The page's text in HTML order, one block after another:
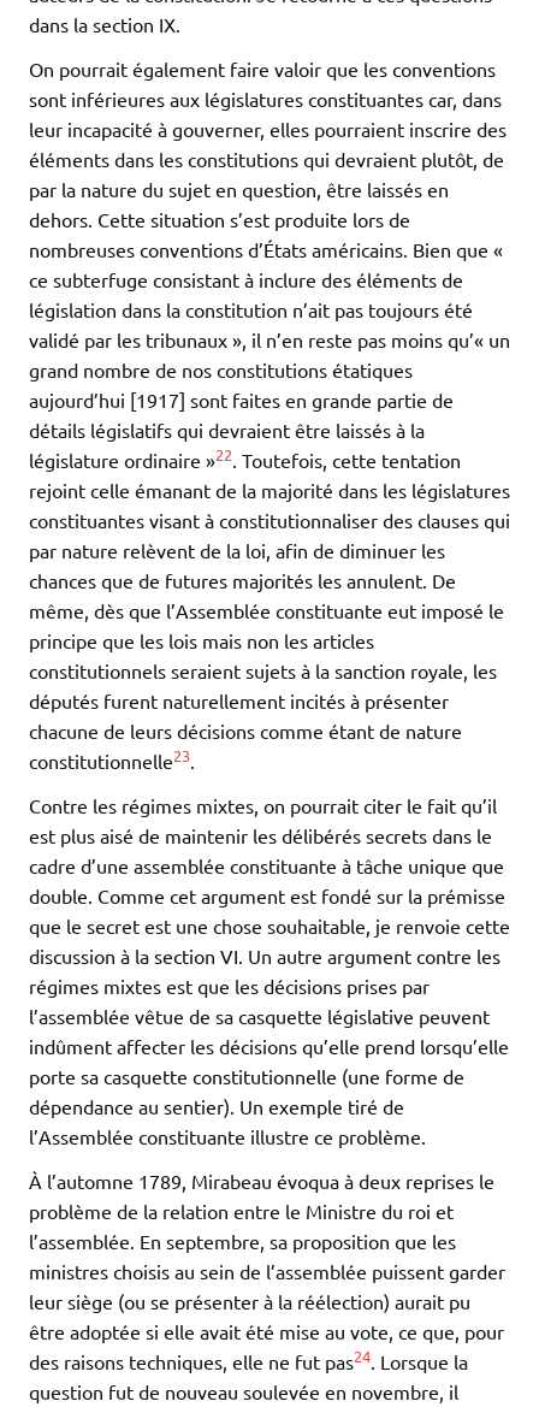
dans la section IX.
On pourrait également faire valoir que les conventions
sont inférieures aux législatures constituantes car, dans
leur incapacité à gouverner, elles pourraient inscrire des
éléments dans les constitutions qui devraient plutôt, de
par la nature du sujet en question, être laissés en
dehors. Cette situation s’est produite lors de
nombreuses conventions d’États américains. Bien que «
ce subterfuge consistant à inclure des éléments de
législation dans la constitution n’ait pas toujours été
validé par les tribunaux », il n’en reste pas moins qu’« un
grand nombre de nos constitutions étatiques
aujourd’hui [1917] sont faites en grande partie de
détails législatifs qui devraient être laissés à la
législature ordinaire »22. Toutefois, cette tentation
rejoint celle émanant de la majorité dans les législatures
constituantes visant à constitutionnaliser des clauses qui
par nature relèvent de la loi, afin de diminuer les
chances que de futures majorités les annulent. De
même, dès que l’Assemblée constituante eut imposé le
principe que les lois mais non les articles
constitutionnels seraient sujets à la sanction royale, les
députés furent naturellement incités à présenter
chacune de leurs décisions comme étant de nature
constitutionnelle23.
Contre les régimes mixtes, on pourrait citer le fait qu’il
est plus aisé de maintenir les délibérés secrets dans le
cadre d’une assemblée constituante à tâche unique que
double. Comme cet argument est fondé sur la prémisse
que le secret est une chose souhaitable, je renvoie cette
discussion à la section VI. Un autre argument contre les
régimes mixtes est que les décisions prises par
l’assemblée vêtue de sa casquette législative peuvent
indûment affecter les décisions qu’elle prend lorsqu’elle
porte sa casquette constitutionnelle (une forme de
dépendance au sentier). Un exemple tiré de
l’Assemblée constituante illustre ce problème.
À l’automne 1789, Mirabeau évoqua à deux reprises le
problème de la relation entre le Ministre du roi et
l’assemblée. En septembre, sa proposition que les
ministres choisis au sein de l’assemblée puissent garder
leur siège (ou se présenter à la réélection) aurait pu
être adoptée si elle avait été mise au vote, ce que, pour
des raisons techniques, elle ne fut pas24. Lorsque la
question fut de nouveau soulevée en novembre, il